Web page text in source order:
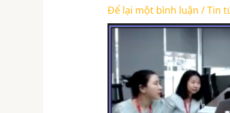
Để lại một bình luận /Tin